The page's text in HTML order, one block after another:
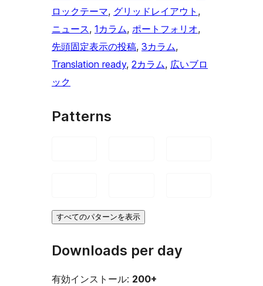
ロックテーマ, グリッドレイアウト
ニュース, 1カラム, ポートフォリオ
先頭固定表示の投稿, 3カラム
Translation ready, 2カラム, 広いブロ
ック
Patterns
すべてのパターンを表示
Downloads per day
有効インストール: 200+